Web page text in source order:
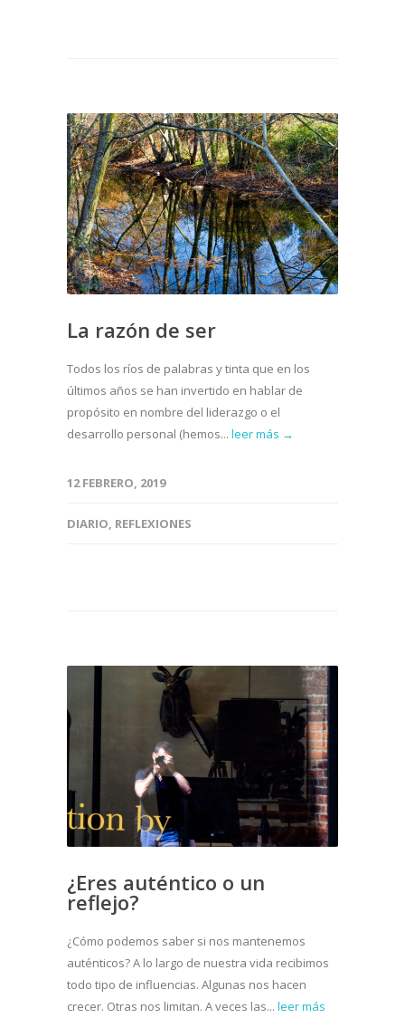
La razón de ser
Todos los ríos de palabras y tinta que en los
últimos años se han invertido en hablar de
propósito en nombre del liderazgo o el
desarrollo personal (hemos... leer más →
12 FEBRERO, 2019
DIARIO, REFLEXIONES
¿Eres auténtico o un
reflejo?
¿Cómo podemos saber si nos mantenemos
auténticos? A lo largo de nuestra vida recibimos
todo tipo de influencias. Algunas nos hacen
crecer. Otras nos limitan. A veces las... leer más